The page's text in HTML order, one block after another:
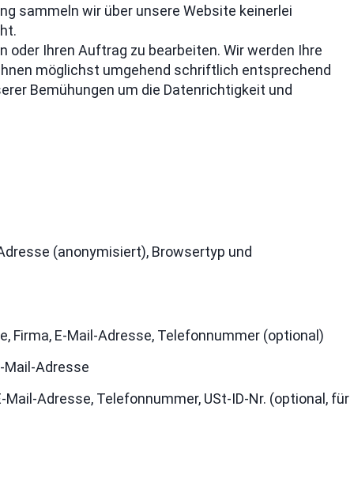
sammeln wir über unsere Website keinerlei
oder Ihren Auftrag zu bearbeiten. Wir werden Ihre
möglichst umgehend schriftlich entsprechend
Bemühungen um die Datenrichtigkeit und
(anonymisiert), Browsertyp und
Firma, E-Mail-Adresse, Telefonnummer (optional)
Mail-Adresse
Adresse, Telefonnummer, USt-ID-Nr. (optional, für